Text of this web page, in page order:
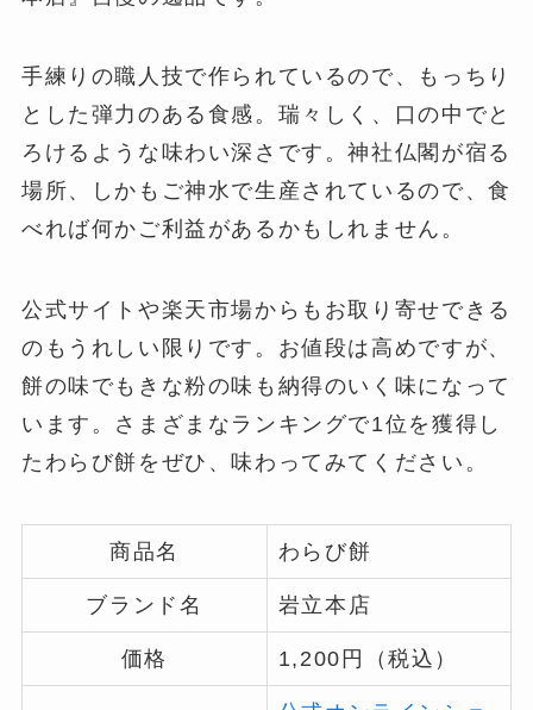
手練りの職人技で作られているので、もっちり
とした弾力のある食感。瑞々しく、口の中でと
ろけるような味わい深さです。神社仏閣が宿る
場所、しかもご神水で生産されているので、食
べれば何かご利益があるかもしれません。
公式サイトや楽天市場からもお取り寄せできる
のもうれしい限りです。お値段は高めですが、
餅の味でもきな粉の味も納得のいく味になって
います。さまざまなランキングで1位を獲得し
たわらび餅をぜひ、味わってみてください。
商品名 わらび餅
ブランド名 岩立本店
価格 1,200円（税込）